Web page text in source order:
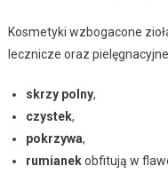
Kosmetyki wzbogacone
lecznicze oraz
skrzy polny,
czystek,
pokrzywa,
rumianekobfitują w